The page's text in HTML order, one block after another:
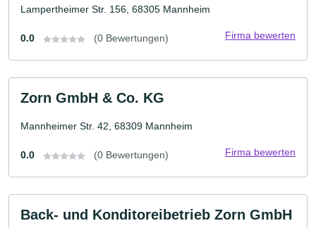
Lampertheimer Str. 156, 68305 Mannheim
0.0 (0 Bewertungen) Firma bewerten
Zorn GmbH & Co. KG
Mannheimer Str. 42, 68309 Mannheim
0.0 (0 Bewertungen) Firma bewerten
Back- und Konditoreibetrieb Zorn GmbH